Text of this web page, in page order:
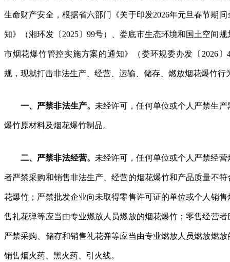
生命财产安全，根据省六部门《关于印发2026年元旦春节期
知》（湘环发〔2025〕99号）、娄底市生态环境和国土空间
市烟花爆竹管控实施方案的通知》（娄环规委办发〔2026
规，现就打击非法生产、经营、运输、储存、燃放烟花爆竹行
一、严禁非法生产。 未经许可，任何单位或个人严禁生
爆竹原材料及烟花爆竹制品。
二、严禁非法经营。 未经许可，任何单位或个人严禁经
者严禁采购和销售非法生产、经营的烟花爆竹和产品质量不
花爆竹；严禁批发企业向未取得零售许可证的单位或个人销
售礼花弹等应当由专业燃放人员燃放的烟花爆竹；零售经营
严禁采购、储存和销售礼花弹等应当由专业燃放人员燃放燃
销售烟火药、黑火药、引火线。